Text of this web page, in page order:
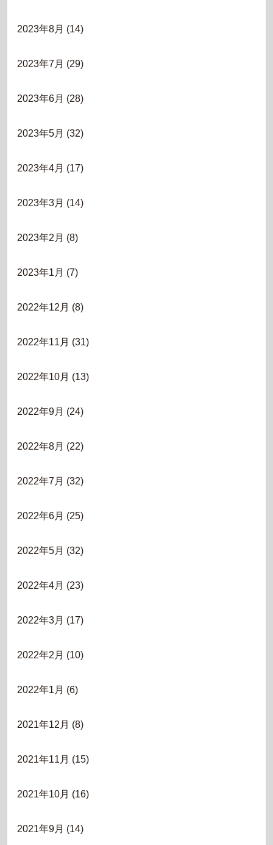
2023年8月 (14)
2023年7月 (29)
2023年6月 (28)
2023年5月 (32)
2023年4月 (17)
2023年3月 (14)
2023年2月 (8)
2023年1月 (7)
2022年12月 (8)
2022年11月 (31)
2022年10月 (13)
2022年9月 (24)
2022年8月 (22)
2022年7月 (32)
2022年6月 (25)
2022年5月 (32)
2022年4月 (23)
2022年3月 (17)
2022年2月 (10)
2022年1月 (6)
2021年12月 (8)
2021年11月 (15)
2021年10月 (16)
2021年9月 (14)